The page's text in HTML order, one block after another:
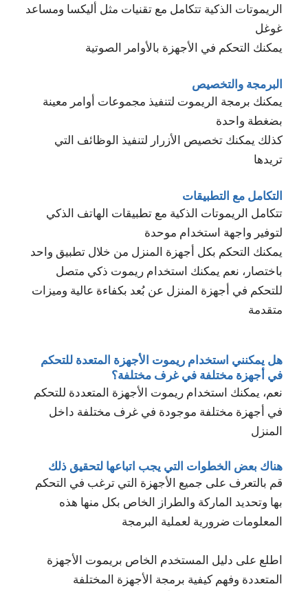
الريموتات الذكية تتكامل مع تقنيات مثل أليكسا ومساعد
غوغل
يمكنك التحكم في الأجهزة بالأوامر الصوتية
البرمجة والتخصيص
يمكنك برمجة الريموت لتنفيذ مجموعات أوامر معينة
بضغطة واحدة
كذلك يمكنك تخصيص الأزرار لتنفيذ الوظائف التي
تريدها
التكامل مع التطبيقات
تتكامل الريموتات الذكية مع تطبيقات الهاتف الذكي
لتوفير واجهة استخدام موحدة
يمكنك التحكم بكل أجهزة المنزل من خلال تطبيق واحد
باختصار، نعم يمكنك استخدام ريموت ذكي متصل
للتحكم في أجهزة المنزل عن بُعد بكفاءة عالية وميزات
متقدمة
هل يمكنني استخدام ريموت الأجهزة المتعدة للتحكم
في أجهزة مختلفة في غرف مختلفة؟
نعم، يمكنك استخدام ريموت الأجهزة المتعددة للتحكم
في أجهزة مختلفة موجودة في غرف مختلفة داخل
المنزل
هناك بعض الخطوات التي يجب اتباعها لتحقيق ذلك
قم بالتعرف على جميع الأجهزة التي ترغب في التحكم
بها وتحديد الماركة والطراز الخاص بكل منها هذه
المعلومات ضرورية لعملية البرمجة
اطلع على دليل المستخدم الخاص بريموت الأجهزة
المتعددة وفهم كيفية برمجة الأجهزة المختلفة